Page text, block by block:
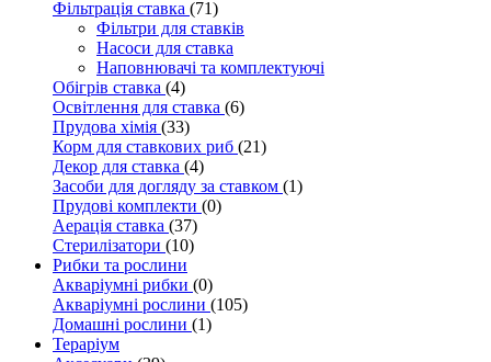
Фільтрація ставка (71)
Фільтри для ставків
Насоси для ставка
Наповнювачі та комплектуючі
Обігрів ставка (4)
Освітлення для ставка (6)
Прудова хімія (33)
Корм для ставкових риб (21)
Декор для ставка (4)
Засоби для догляду за ставком (1)
Прудові комплекти (0)
Аерація ставка (37)
Стерилізатори (10)
Рибки та рослини
Акваріумні рибки (0)
Акваріумні рослини (105)
Домашні рослини (1)
Тераріум